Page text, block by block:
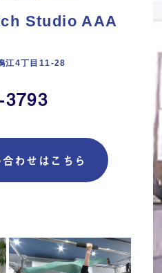
Studio AAA
江4丁目11‐28
わせはこちら